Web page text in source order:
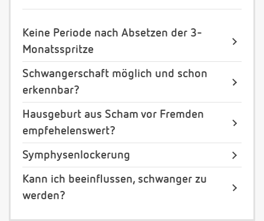
Keine Periode nach Absetzen der 3-
Monatsspritze
Schwangerschaft möglich und schon
erkennbar?
Hausgeburt aus Scham vor Fremden
empfehelenswert?
Symphysenlockerung
Kann ich beeinflussen, schwanger zu
werden?